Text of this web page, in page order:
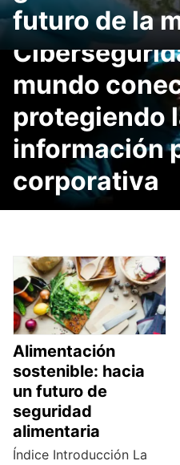
futuro de la
mundo
protegiendo
información
corporativa
Alimentación
sostenible: hacia
un futuro de
seguridad
alimentaria
Índice Introducción La